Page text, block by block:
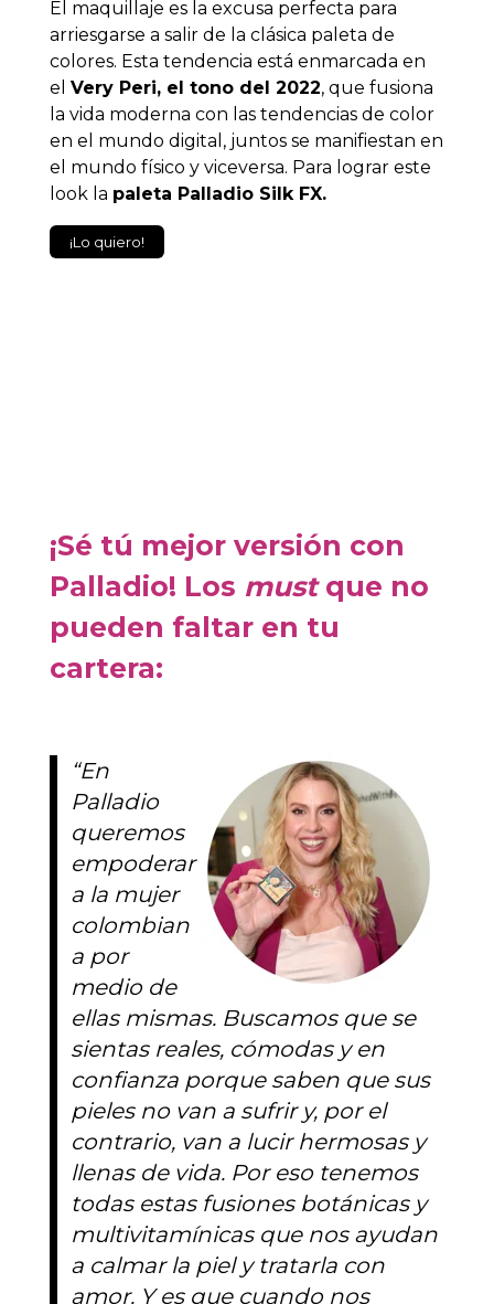
El maquillaje es la excusa perfecta para
arriesgarse a salir de la clásica paleta de
colores. Esta tendencia está enmarcada en
el Very Peri, el tono del 2022, que fusiona
la vida moderna con las tendencias de color
en el mundo digital, juntos se manifiestan en
el mundo físico y viceversa. Para lograr este
look la paleta Palladio Silk FX.
¡Lo quiero!
¡Sé tú mejor versión con
Palladio! Los must que no
pueden faltar en tu
cartera:
“En
Palladio
queremos
empoderar
a la mujer
colombian
a por
medio de
ellas mismas. Buscamos que se
sientas reales, cómodas y en
confianza porque saben que sus
pieles no van a sufrir y, por el
contrario, van a lucir hermosas y
llenas de vida. Por eso tenemos
todas estas fusiones botánicas y
multivitamínicas que nos ayudan
a calmar la piel y tratarla con
amor. Y es que cuando nos